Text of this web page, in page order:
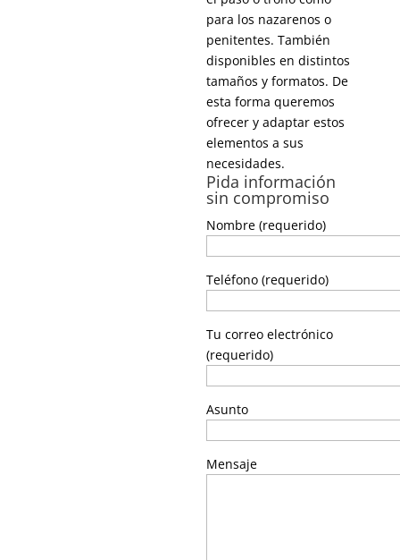
para los nazarenos o
penitentes. También
disponibles en distintos
tamaños y formatos. De
esta forma queremos
ofrecer y adaptar estos
elementos a sus
necesidades.
Pida información
sin compromiso
Nombre (requerido)
Teléfono (requerido)
Tu correo electrónico
(requerido)
Asunto
Mensaje